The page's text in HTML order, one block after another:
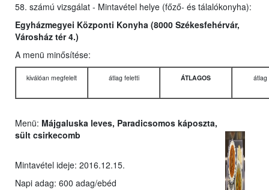
58. számú vizsgálat - Mintavétel helye (főző- és tálalókonyha):
Egyházmegyei Központi Konyha (8000 Székesfehérvár,
Városház tér 4.)
A menü minősítése:
kiválóan megfelelt átlag feletti ÁTLAGOS átlag
Menü: Májgaluska leves, Paradicsomos káposzta,
sült csirkecomb
Mintavétel ideje: 2016.12.15.
Napi adag: 600 adag/ebéd